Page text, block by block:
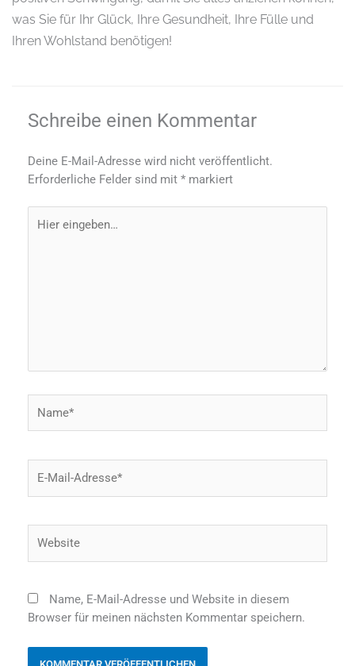
was Sie für Ihr Glück, Ihre Gesundheit, Ihre Fülle und
Ihren Wohlstand benötigen!
Schreibe einen Kommentar
Deine E-Mail-Adresse wird nicht veröffentlicht.
Erforderliche Felder sind mit *markiert
eingeben…
Mail-
Name, E-Mail-Adresse und Website in diesem
Browser für meinen nächsten Kommentar speichern.